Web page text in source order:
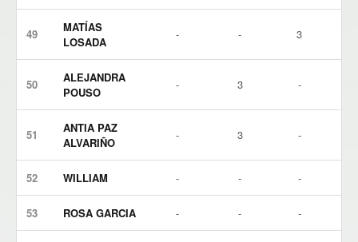
49
MATÍAS
LOSADA
- - 3
50
ALEJANDRA
POUSO
- 3 -
51
ANTIA PAZ
ALVARIÑO
- 3 -
52 WILLIAM - - -
53 ROSA GARCIA - - -